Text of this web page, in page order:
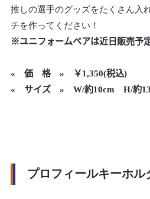
推しの選手のグッズをたくさん入
チを作ってください！
※ユニフォームベアは近日販売予
« 価 格 » ￥1,350(税込)
« サイズ » W/約10cm H/約
プロフィールキーホル